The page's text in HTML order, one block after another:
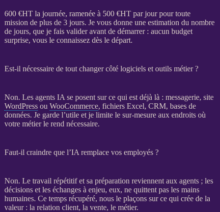
600 €HTla journée, ramenée à 500 €HTpar jour pour toute
mission de plus de 3 jours. Je vous donne une estimation du nombre
de jours, que je fais valider avant de démarrer : aucun budget
surprise, vous le connaissez dès le départ.
Est-il nécessaire de tout changer côté logiciels et outils métier ?
Non. Les agents IA se posent sur ce qui est déjà là : messagerie, site
WordPressou WooCommerce, fichiers Excel, CRM, bases de
données. Je garde l’utile et je limite le sur-mesure aux endroits où
votre métier le rend nécessaire.
Faut-il craindre que l’IA remplace vos employés ?
Non. Le travail répétitif et sa préparation reviennent aux agents; les
décisions et les échanges à enjeu, eux, ne quittent pas les mains
humaines. Ce temps récupéré, nous le plaçons sur ce qui crée de la
valeur : la relation client, la vente, le métier.